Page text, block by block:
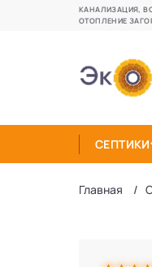
КАНАЛИЗАЦИЯ,
ОТОПЛЕНИЕ
СЕПТИКИ
Главная